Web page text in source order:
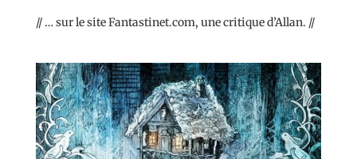
// … sur le site Fantastinet.com, une critique d’Allan. //